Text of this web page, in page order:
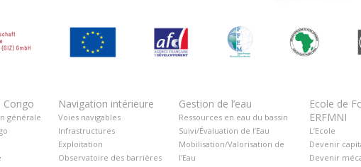
Congo
générale
Navigation intérieure
Voies navigables
Infrastructures
Exploitation
Observatoire des barrières
Gestion de l’eau
Ressources en eau du bassin
Suivi/Évaluation de l’Eau
Mobilisation/Valorisation de
l’Eau
Ecole de
ERFMNI
L’Ecole
Devenir
Devenir